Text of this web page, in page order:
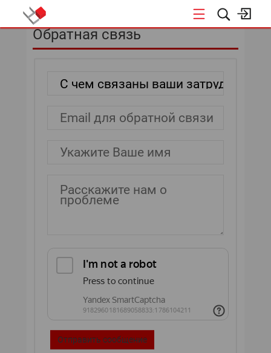
Обратная связь
Отправить сообщение